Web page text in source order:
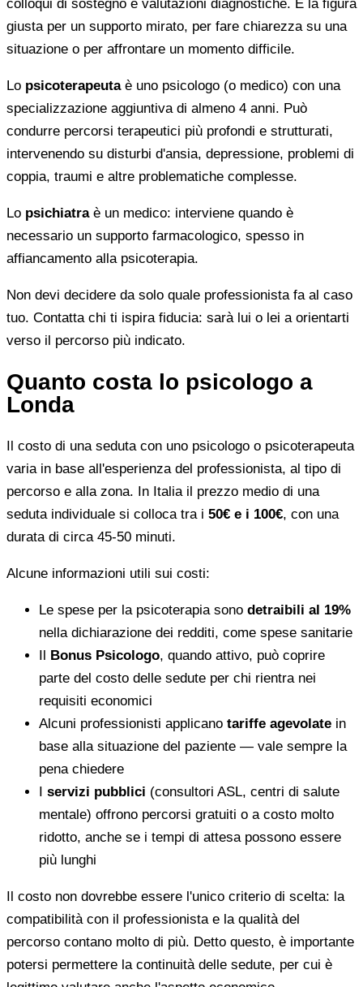
colloqui di sostegno e valutazioni diagnostiche. È la figura
giusta per un supporto mirato, per fare chiarezza su una
situazione o per affrontare un momento difficile.
Lo psicoterapeutaè uno psicologo (o medico) con una
specializzazione aggiuntiva di almeno 4 anni. Può
condurre percorsi terapeutici più profondi e strutturati,
intervenendo su disturbi d'ansia, depressione, problemi di
coppia, traumi e altre problematiche complesse.
Lo psichiatraè un medico: interviene quando è
necessario un supporto farmacologico, spesso in
affiancamento alla psicoterapia.
Non devi decidere da solo quale professionista fa al caso
tuo. Contatta chi ti ispira fiducia: sarà lui o lei a orientarti
verso il percorso più indicato.
Quanto costa lo psicologo a
Londa
Il costo di una seduta con uno psicologo o psicoterapeuta
varia in base all'esperienza del professionista, al tipo di
percorso e alla zona. In Italia il prezzo medio di una
seduta individuale si colloca tra i 50€ e i 100€, con una
durata di circa 45-50 minuti.
Alcune informazioni utili sui costi:
Le spese per la psicoterapia sono detraibili al 19%
nella dichiarazione dei redditi, come spese sanitarie
Il Bonus Psicologo, quando attivo, può coprire
parte del costo delle sedute per chi rientra nei
requisiti economici
Alcuni professionisti applicano tariffe agevolate in
base alla situazione del paziente — vale sempre la
pena chiedere
I servizi pubblici (consultori ASL, centri di salute
mentale) offrono percorsi gratuiti o a costo molto
ridotto, anche se i tempi di attesa possono essere
più lunghi
Il costo non dovrebbe essere l'unico criterio di scelta: la
compatibilità con il professionista e la qualità del
percorso contano molto di più. Detto questo, è importante
potersi permettere la continuità delle sedute, per cui è